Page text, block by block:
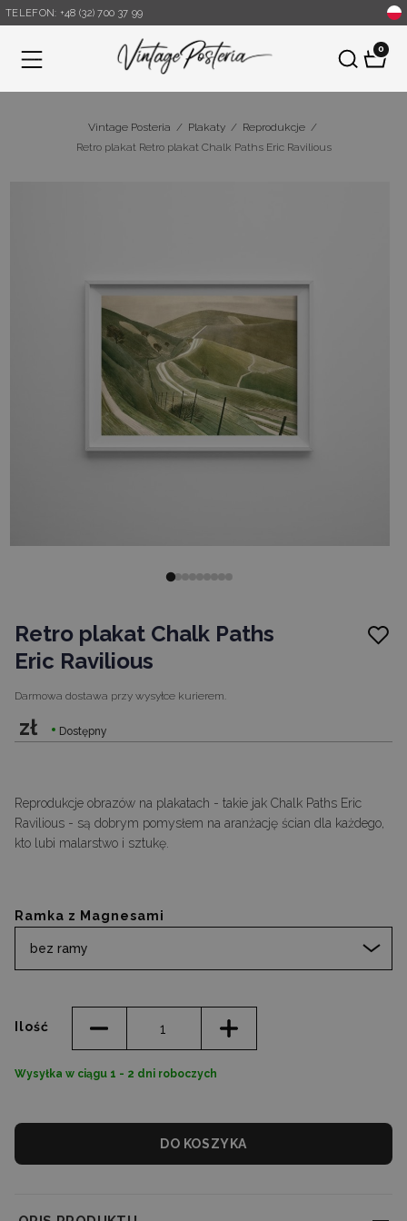
TELEFON: +48 (32) 700 37 99
Menu
0
Vintage Posteria / Plakaty / Reprodukcje /
Retro plakat Retro plakat Chalk Paths Eric Ravilious
Retro plakat Chalk Paths
Eric Ravilious
Darmowa dostawa przy wysyłce kurierem.
zł Dostępny
Reprodukcje obrazów na plakatach - takie jak Chalk Paths Eric
Ravilious - są dobrym pomysłem na aranżację ścian dla każdego,
kto lubi malarstwo i sztukę.
Wysyłka w ciągu 1 - 2 dni roboczych
Ramka z Magnesami
bez ramy
Ilość
DO KOSZYKA